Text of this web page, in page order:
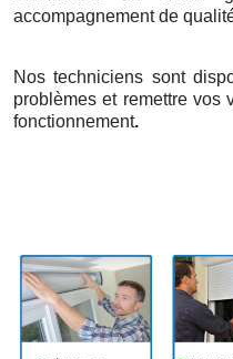
accompagnement de
Nos techniciens sont
problèmes et remettre vos
fonctionnement.